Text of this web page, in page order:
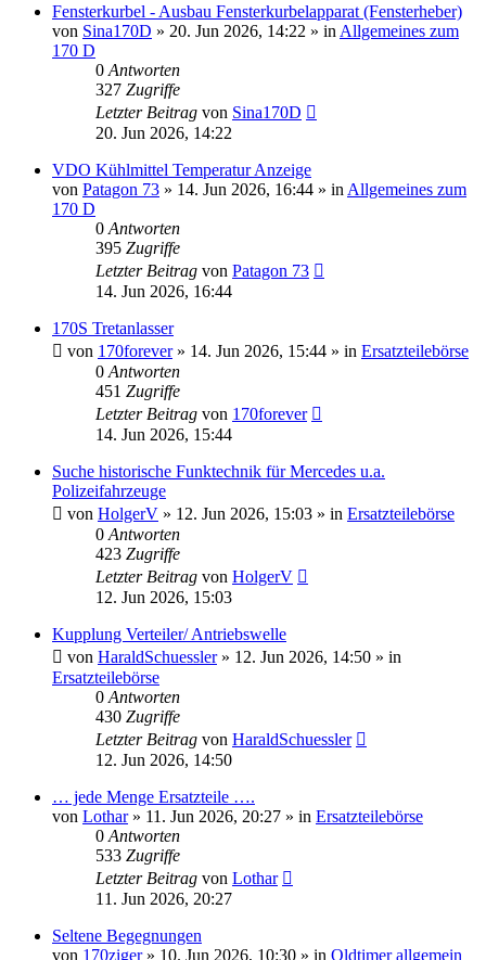
Fensterkurbel - Ausbau Fensterkurbelapparat (Fensterheber)
von Sina170D » 20. Jun 2026, 14:22 » in Allgemeines zum
170 D
0 Antworten
327 Zugriffe
Letzter Beitrag von Sina170D
20. Jun 2026, 14:22
VDO Kühlmittel Temperatur Anzeige
von Patagon 73 » 14. Jun 2026, 16:44 » in Allgemeines zum
170 D
0 Antworten
395 Zugriffe
Letzter Beitrag von Patagon 73
14. Jun 2026, 16:44
170S Tretanlasser
von 170forever» 14. Jun 2026, 15:44 » in Ersatzteilebörse
0 Antworten
451 Zugriffe
Letzter Beitrag von 170forever
14. Jun 2026, 15:44
Suche historische Funktechnik für Mercedes u.a.
Polizeifahrzeuge
von HolgerV » 12. Jun 2026, 15:03 » in Ersatzteilebörse
0 Antworten
423 Zugriffe
Letzter Beitrag von HolgerV
12. Jun 2026, 15:03
Kupplung Verteiler/ Antriebswelle
von HaraldSchuessler» 12. Jun 2026, 14:50 » in
Ersatzteilebörse
0 Antworten
430 Zugriffe
Letzter Beitrag von HaraldSchuessler
12. Jun 2026, 14:50
… jede Menge Ersatzteile ….
von Lothar» 11. Jun 2026, 20:27 » in Ersatzteilebörse
0 Antworten
533 Zugriffe
Letzter Beitrag von Lothar
11. Jun 2026, 20:27
Seltene Begegnungen
von 170ziger» 10. Jun 2026, 10:30 » in Oldtimer allgemein